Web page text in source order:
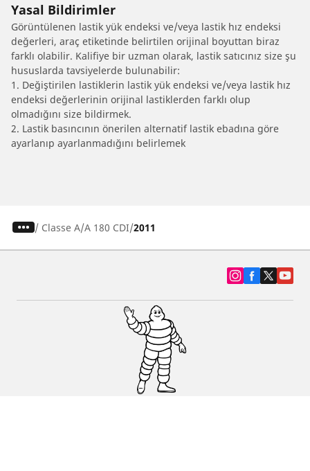
Yasal Bildirimler
Görüntülenen lastik yük endeksi ve/veya lastik hız endeksi
değerleri, araç etiketinde belirtilen orijinal boyuttan biraz
farklı olabilir. Kalifiye bir uzman olarak, lastik satıcınız size şu
hususlarda tavsiyelerde bulunabilir:
1. Değiştirilen lastiklerin lastik yük endeksi ve/veya lastik hız
endeksi değerlerinin orijinal lastiklerden farklı olup
olmadığını size bildirmek.
2. Lastik basıncının önerilen alternatif lastik ebadına göre
ayarlanıp ayarlanmadığını belirlemek
/ Classe A A 180 CDI 2011